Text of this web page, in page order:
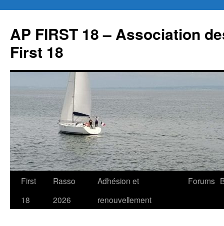
contenu
AP FIRST 18 – Association
First 18
First
18
Rasso
2026
Adhésion et
renouvellement
Forums